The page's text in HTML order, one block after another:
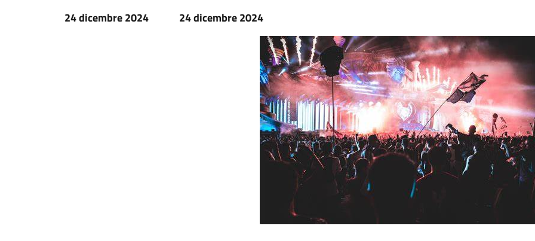
24 dicembre 2024
24 dicembre 2024